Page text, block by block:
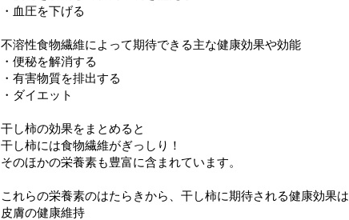
・血圧を下げる
不溶性食物繊維によって期待できる主な健康効果や効能
・便秘を解消する
・有害物質を排出する
・ダイエット
干し柿の効果をまとめると
干し柿には食物繊維がぎっしり！
そのほかの栄養素も豊富に含まれています。
これらの栄養素のはたらきから、干し柿に期待される健康効果は
皮膚の健康維持